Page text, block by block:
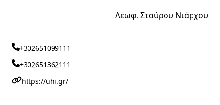
Λεωφ. Σταύρου Νιάρχου
+302651099111
+302651362111
https://uhi.gr/